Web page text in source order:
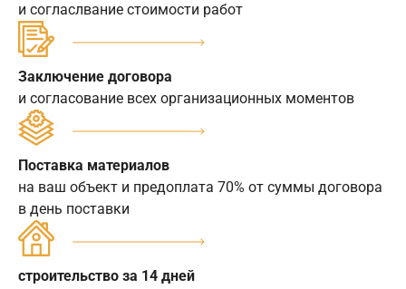
и согласлвание стоимости работ
Заключение договора
и согласование всех организационных моментов
Поставка материалов
на ваш объект и предоплата 70% от суммы договора
в день поставки
строительство за 14 дней